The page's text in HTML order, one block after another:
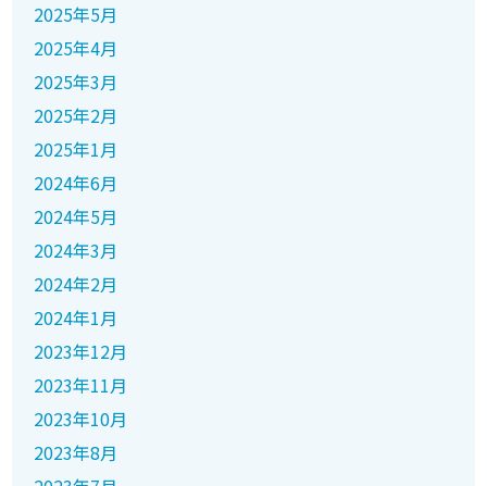
2025年5月
2025年4月
2025年3月
2025年2月
2025年1月
2024年6月
2024年5月
2024年3月
2024年2月
2024年1月
2023年12月
2023年11月
2023年10月
2023年8月